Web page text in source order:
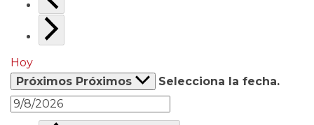
Hoy
Próximos Próximos Selecciona la fecha.